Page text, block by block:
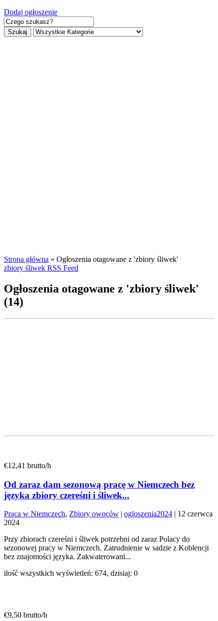
Dodaj ogłoszenie
Szukaj
Strona główna » Ogłoszenia otagowane z 'zbiory śliwek'
zbiory śliwek RSS Feed
Ogłoszenia otagowane z 'zbiory śliwek'
(14)
€12,41 brutto/h
Od zaraz dam sezonową pracę w Niemczech bez
języka zbiory czereśni i śliwek...
Praca w Niemczech, Zbiory owoców | ogloszenia2024 | 12 czerwca
2024
Przy zbiorach czereśni i śliwek potrzebni od zaraz Polacy do
sezonowej pracy w Niemczech. Zatrudnienie w sadzie z Koblencji
bez znajomości języka. Zakwaterowani...
ilość wszystkich wyświetleń: 674, dzisiaj: 0
€9,50 brutto/h